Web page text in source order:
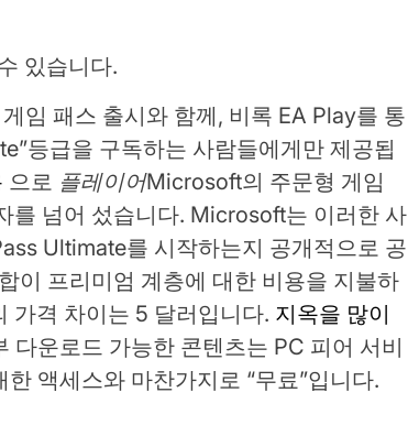
있습니다.
임 패스 출시와 함께, 비록 EA Play를 통
등급을 구독하는 사람들에게만 제공됩
으로 플레이어Microsoft의 주문형 게임
를 넘어 섰습니다. Microsoft는 이러한 사
Ultimate를 시작하는지 공개적으로 공
이 프리미엄 계층에 대한 비용을 지불하
가격 차이는 5 달러입니다. 지옥을 많이
다운로드 가능한 콘텐츠는 PC 피어 서비
액세스와 마찬가지로 “무료”입니다.